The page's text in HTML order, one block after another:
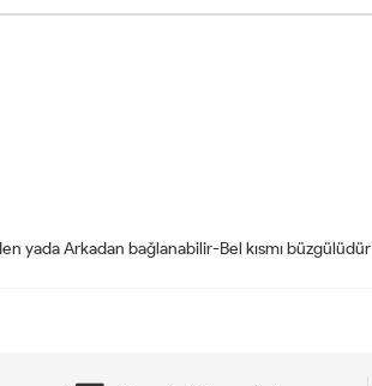
yada Arkadan bağlanabilir-Bel kısmı büzgülüdür